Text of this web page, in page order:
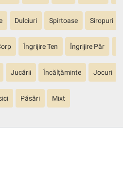
Dulciuri Spirtoase Siropuri
Îngrijire Ten Îngrijire Păr
Jucării Încălțăminte Jocuri
Păsări Mixt